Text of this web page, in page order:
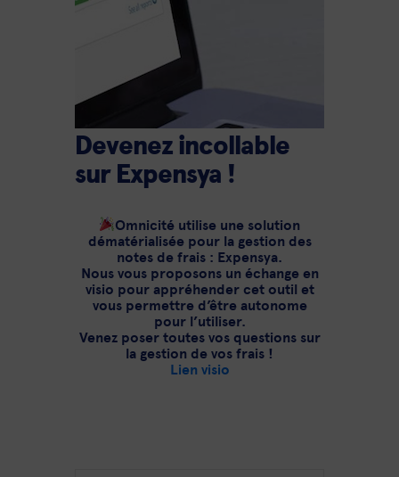
Devenez incollable
sur Expensya !
Omnicité utilise une solution
dématérialisée pour la gestion des
notes de frais : Expensya.
Nous vous proposons un échange en
visio pour appréhender cet outil et
vous permettre d’être autonome
pour l’utiliser.
Venez poser toutes vos questions sur
la gestion de vos frais !
Lien visio